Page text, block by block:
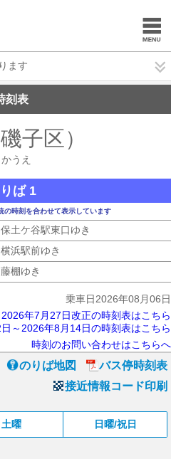
ます
刻表
子区）
うえ
ば 1
時刻を合わせて表示しています
保土ケ谷駅東口ゆき
横浜駅前ゆき
藤棚ゆき
乗車日2026年08月06日
2026年7月27日改正の時刻表はこちら
～2026年8月14日の時刻表はこちら
時刻のお問い合わせはこちらへ
のりば地図
バス停時刻表
接近情報コード印刷
土曜 日曜/祝日